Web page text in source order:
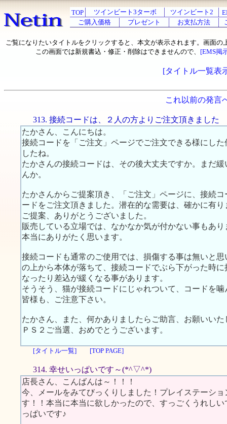
TOP ツインビート3ターボ ツインビート2
ご購入価格
プレゼント お支払方法
ご覧になりたいタイトルをクリックすると、本文が表示されます。画面の
この画面では新規書込・修正・削除はできませんので、 [EMS掲
[タイトル一覧表
これ以前の発言
313. 接続コードは、２人の方よりご注文頂きました
たかさん、こんにちは。
接続コードを「ご注文」ページでご注文できる様にし
したね。
たかさんの接続コードは、その後大丈夫ですか。まだ
んか。
たかさんからご提案頂き、「ご注文」ページに、接続
ードをご注文頂きました。潜在的な需要は、確かに有り
ご提案、ありがとうございました。
販売している立場では、なかなか気が付かない事もあ
本当にありがたく思います。
接続コードも通常のご使用では、損傷する事は無いと
の上から本体が落ちて、接続コードでぶら下がった時
なったり差込が緩くなる事があります。
そうそう、猫が接続コードにじゃれついて、コードを
皆様も、ご注意下さい。
たかさん、また、何かありましたらご助言、お願いいた
ＰＳ２ご当選、おめでとうございます。
[タイトル一覧] [TOP PAGE]
314. 幸せいっぱいです～(*^▽^*)
店長さん、こんばんは～！！！
今、メールをみてびっくりしました！プレイステーシ
す！！本当に本当に欲しかったので、すっごくうれし
っぱいです♪